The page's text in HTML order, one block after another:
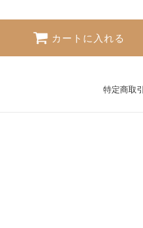
カートに入れる
特定商取